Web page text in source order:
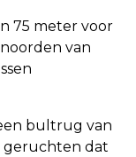
75 meter voor
van
bultrug van
geruchten dat